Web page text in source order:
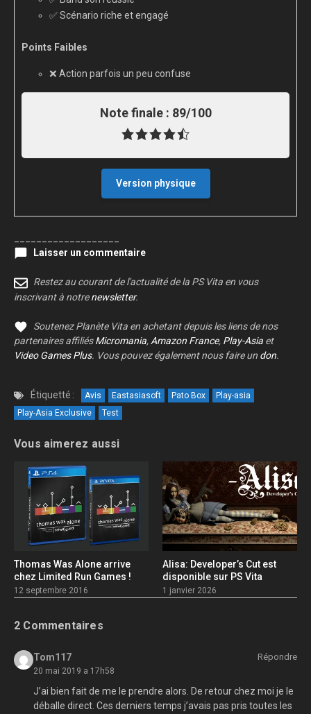
✅ Scénario riche et engagé
Points Faibles
❌ Action parfois un peu confuse
Note finale : 89/100
Version physique
Laisser un commentaire
Restez au courant de l'actualité de la PS Vita en vous
inscrivant à notrenewsletter.
Soutenez Planète Vita en achetant depuis les liens de nos
partenaires affiliésMicromania, Amazon France, Play-Asia et
Video Games Plus. Vous pouvez également nous faire un don.
Étiquetté : Avis Eastasiasoft Pato Box
Play-asia
Play-Asia Exclusive
Test
Vous aimerez aussi
Thomas Was Alone arrive
chez Limited Run Games !
12 septembre 2016
Alisa: Developer’s Cut est
disponible sur PS Vita
1 janvier 2026
2 Commentaires
Tom117
20 mai 2019 a 17h58
Répondre
J’ai bien fait de me le prendre alors. De retour chez moi je le
déballe direct. Ces derniers temps j’avais pas pris toutes les